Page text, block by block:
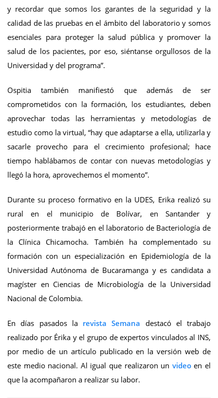
y recordar que somos los garantes de la seguridad y la
calidad de las pruebas en el ámbito del laboratorio y somos
esenciales para proteger la salud pública y promover la
salud de los pacientes, por eso, siéntanse orgullosos de la
Universidad y del programa”.
Ospitia también manifiestó que además de ser
comprometidos con la formación, los estudiantes, deben
aprovechar todas las herramientas y metodologías de
estudio como la virtual, “hay que adaptarse a ella, utilizarla y
sacarle provecho para el crecimiento profesional; hace
tiempo hablábamos de contar con nuevas metodologías y
llegó la hora, aprovechemos el momento”.
Durante su proceso formativo en la UDES, Erika realizó su
rural en el municipio de Bolívar, en Santander y
posteriormente trabajó en el laboratorio de Bacteriología de
la Clínica Chicamocha. También ha complementado su
formación con un especialización en Epidemiología de la
Universidad Autónoma de Bucaramanga y es candidata a
magíster en Ciencias de Microbiología de la Universidad
Nacional de Colombia.
En días pasados la revista Semana destacó el trabajo
realizado por Érika y el grupo de expertos vinculados al INS,
por medio de un artículo publicado en la versión web de
este medio nacional. Al igual que realizaron un videoen el
que la acompañaron a realizar su labor.